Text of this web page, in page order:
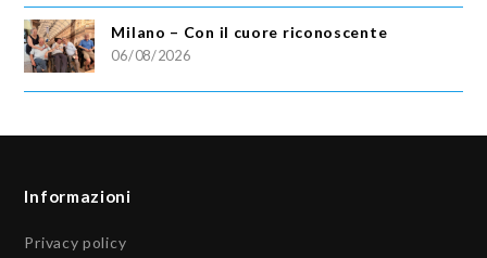
Milano – Con il cuore riconoscente
06/08/2026
Informazioni
Privacy policy